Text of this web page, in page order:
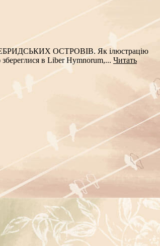
ОСТРОВІВ. Як ілюстрацію
в Liber Hymnorum,... Читать